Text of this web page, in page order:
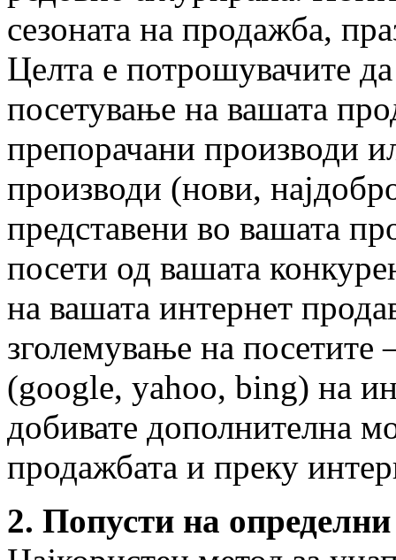
сезоната на продажба,
Целта е потрошувачите да
посетување на вашата
препорачани производи
производи (нови,
представени во вашата
посети од вашата
на вашата интернет
зголемување на посетите
(google, yahoo, bing) на
добивате дополнителна
продажбата и преку
2. Попусти на